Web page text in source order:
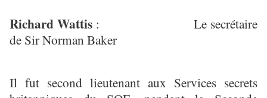
Richard Wattis: Le secrétaire
de Sir Norman Baker
Il fut second lieutenant aux Services secrets